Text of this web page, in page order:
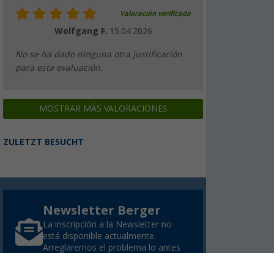
Valoración verificada
Wolfgang F. 15.04.2026
No se ha dado ninguna otra justificación
para esta evaluación.
MOSTRAR MÁS VALORACIONES
ZULETZT BESUCHT
Newsletter Berger
La inscripción a la Newsletter no
está disponible actualmente.
Arreglaremos el problema lo antes